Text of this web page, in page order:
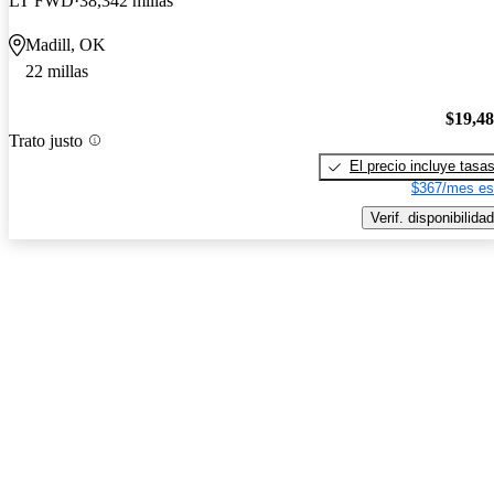
Madill, OK
22 millas
Trato justo
El precio incluye tasas
$367/mes
Verif. disponibilidad